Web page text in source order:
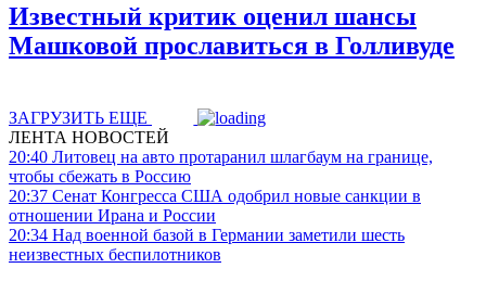
Известный критик оценил шансы
Машковой прославиться в Голливуде
ЗАГРУЗИТЬ ЕЩЕ
ЛЕНТА НОВОСТЕЙ
20:40 Литовец на авто протаранил шлагбаум на границе,
чтобы сбежать в Россию
20:37 Сенат Конгресса США одобрил новые санкции в
отношении Ирана и России
20:34 Над военной базой в Германии заметили шесть
неизвестных беспилотников